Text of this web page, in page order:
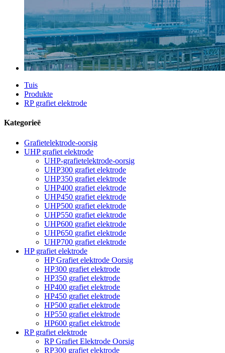
Tuis
Produkte
RP grafiet elektrode
Kategorieë
Grafietelektrode-oorsig
UHP grafiet elektrode
UHP-grafietelektrode-oorsig
UHP300 grafiet elektrode
UHP350 grafiet elektrode
UHP400 grafiet elektrode
UHP450 grafiet elektrode
UHP500 grafiet elektrode
UHP550 grafiet elektrode
UHP600 grafiet elektrode
UHP650 grafiet elektrode
UHP700 grafiet elektrode
HP grafiet elektrode
HP Grafiet elektrode Oorsig
HP300 grafiet elektrode
HP350 grafiet elektrode
HP400 grafiet elektrode
HP450 grafiet elektrode
HP500 grafiet elektrode
HP550 grafiet elektrode
HP600 grafiet elektrode
RP grafiet elektrode
RP Grafiet Elektrode Oorsig
RP300 grafiet elektrode